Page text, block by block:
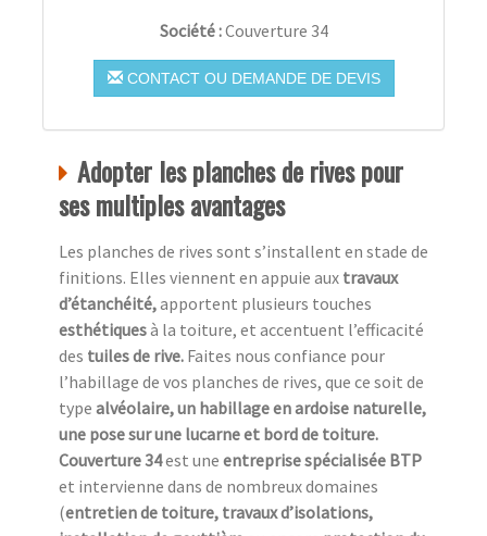
Société :Couverture 34
CONTACT OU DEMANDE DE DEVIS
Adopter les planches de rives pour
ses multiples avantages
Les planches de rives sont s’installent en stade de
finitions. Elles viennent en appuie aux travaux
d’étanchéité,apportent plusieurs touches
esthétiquesà la toiture, et accentuent l’efficacité
des tuiles de rive. Faites nous confiance pour
l’habillage de vos planches de rives, que ce soit de
type alvéolaire, un habillage en ardoise naturelle,
une pose sur une lucarne et bord de toiture.
Couverture 34est une entreprise spécialisée BTP
et intervienne dans de nombreux domaines
(entretien de toiture, travaux d’isolations,